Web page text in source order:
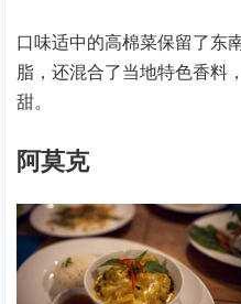
口味适中的高棉菜保留了东
脂，还混合了当地特色香料
甜。
阿莫克